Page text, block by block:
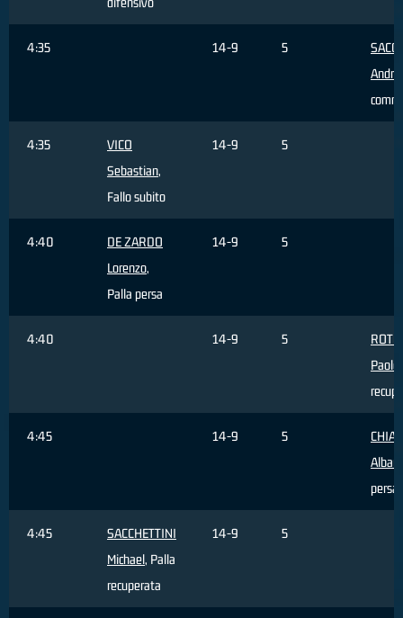
4:35 14-9 5
4:35
VICO
Sebastian,
Fallo subito
14-9 5
4:40
DE ZARDO
Lorenzo,
Palla persa
14-9 5
4:40 14-9 5
Paolo
4:45 14-9 5
persa
4:45
SACCHETTINI
Michael, Palla
recuperata
14-9 5